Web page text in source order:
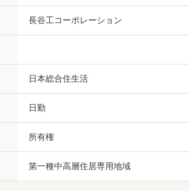
長谷工コーポレーション
日本総合住生活
日勤
所有権
第一種中高層住居専用地域